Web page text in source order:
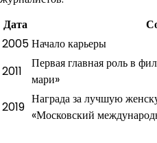
Дата
2005Начало карьеры
2011
Первая главная роль в
мари»
2019
Награда за лучшую
«Московский